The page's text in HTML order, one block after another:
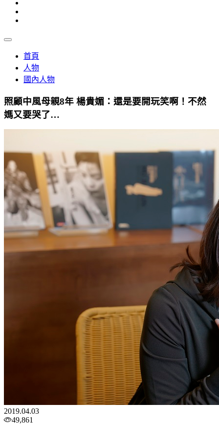
首頁
人物
國內人物
照顧中風母親8年 楊貴媚：還是要開玩笑啊！不然
媽又要哭了…
2019.04.03
49,861